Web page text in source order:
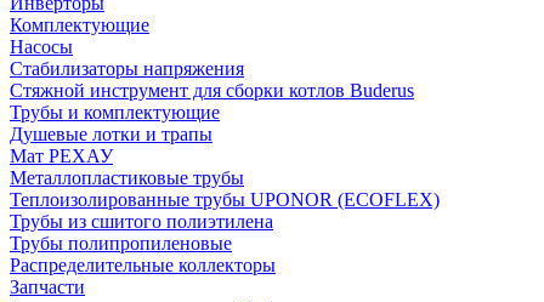
Комплектующие
Насосы
Стабилизаторы напряжения
Стяжной инструмент для сборки котлов Buderus
Трубы и комплектующие
Душевые лотки и трапы
Мат РЕХАУ
Металлопластиковые трубы
Теплоизолированные трубы UPONOR (ECOFLEX)
Трубы из сшитого полиэтилена
Трубы полипропиленовые
Распределительные коллекторы
Запчасти